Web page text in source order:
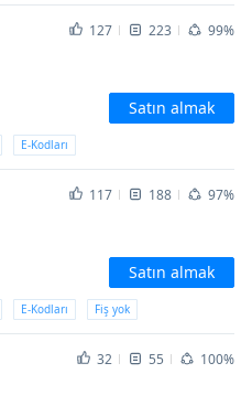
127 223
99%
Satın almak
E-Kodları
117 188
97%
Satın almak
E-Kodları Fiş yok
32 55
100%